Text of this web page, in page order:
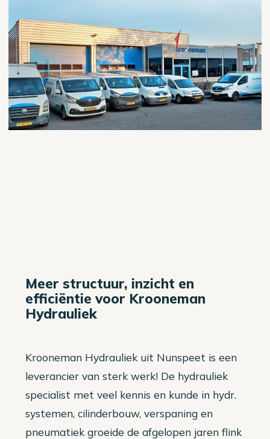
Meer structuur, inzicht en
efficiëntie voor Krooneman
Hydrauliek
Krooneman Hydrauliek uit Nunspeet is een
leverancier van sterk werk! De hydrauliek
specialist met veel kennis en kunde in hydr.
systemen, cilinderbouw, verspaning en
pneumatiek groeide de afgelopen jaren flink